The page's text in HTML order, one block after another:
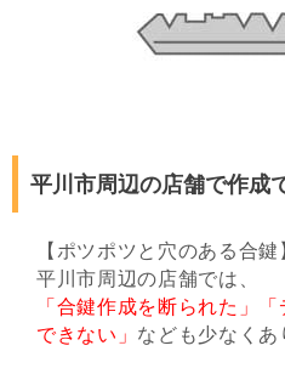
平川市周辺の店舗で作成
【ポツポツと穴のある合
平川市周辺の店舗では、
「合鍵作成を断られた」
できない」 なども少なくあ